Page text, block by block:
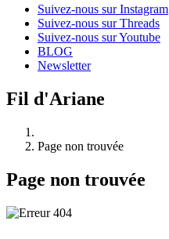
Suivez-nous sur Instagram
Suivez-nous sur Threads
Suivez-nous sur Youtube
BLOG
Newsletter
Fil d'Ariane
Page non trouvée
Page non trouvée